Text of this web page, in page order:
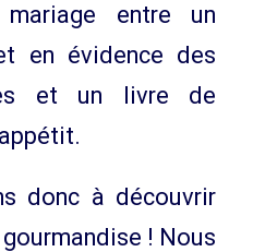
entre un
en évidence des
et un livre de
donc à découvrir
! Nous